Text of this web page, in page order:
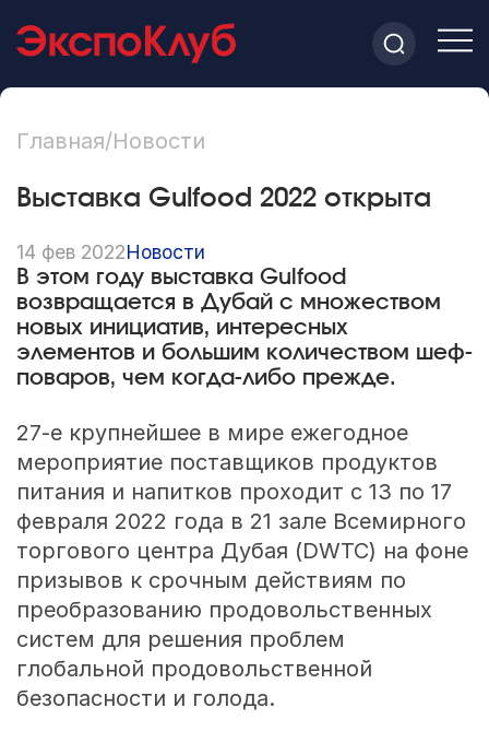
Главная/Новости
Выставка Gulfood 2022 открыта
14 фев 2022Новости
В этом году выставка Gulfood
возвращается в Дубай с множеством
новых инициатив, интересных
элементов и большим количеством шеф-
поваров, чем когда-либо прежде.
27-е крупнейшее в мире ежегодное
мероприятие поставщиков продуктов
питания и напитков проходит с 13 по 17
февраля 2022 года в 21 зале Всемирного
торгового центра Дубая (DWTC) на фоне
призывов к срочным действиям по
преобразованию продовольственных
систем для решения проблем
глобальной продовольственной
безопасности и голода.